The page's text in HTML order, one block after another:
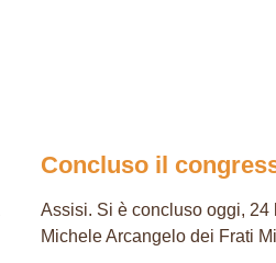
Concluso il
Assisi. Si è concluso oggi,
Michele Arcangelo dei Frati